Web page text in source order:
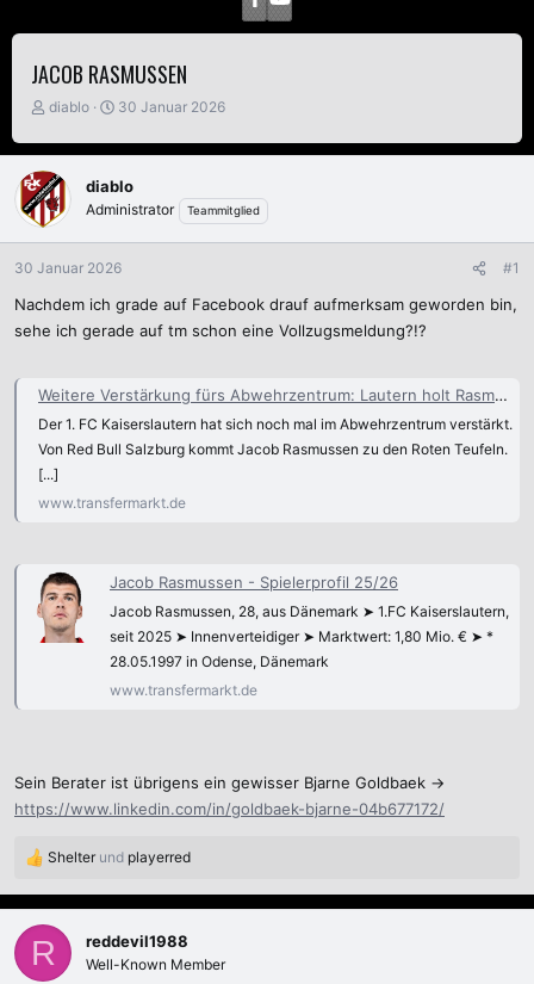
JACOB RASMUSSEN
E
s
t
e
l
r
diablo
E
s
e
l
a
m
30 Januar 2026
diablo
Administrator Teammitglied
30 Januar 2026 #1
Nachdem ich grade auf Facebook drauf aufmerksam geworden bin,
sehe ich gerade auf tm schon eine Vollzugsmeldung?!?
Weitere Verstärkung fürs Abwehrzentrum: Lautern holt Rasmussen aus Salzburg
Der 1. FC Kaiserslautern hat sich noch mal im Abwehrzentrum verstärkt.
Von Red Bull Salzburg kommt Jacob Rasmussen zu den Roten Teufeln.
[...]
www.transfermarkt.de
Jacob Rasmussen - Spielerprofil 25/26
Jacob Rasmussen, 28, aus Dänemark ➤ 1.FC Kaiserslautern,
seit 2025 ➤ Innenverteidiger ➤ Marktwert: 1,80 Mio. € ➤ *
28.05.1997 in Odense, Dänemark
www.transfermarkt.de
Sein Berater ist übrigens ein gewisser Bjarne Goldbaek ->
https://www.linkedin.com/in/goldbaek-bjarne-04b677172/
R
a
k
i
Shelter und playerred
R reddevil1988
Well-Known Member